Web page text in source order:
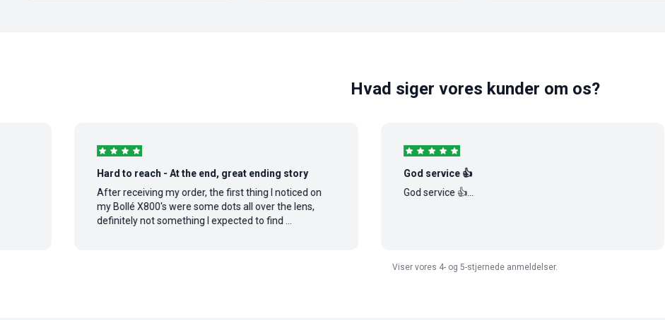
Hvad siger vores kunder om os?
Hard to reach - At the end, great ending story
After receiving my order, the first thing I noticed on
my Bollé X800's were some dots all over the lens,
definitely not something I expected to find ...
God service 👍
God service 👍...
Viser vores 4- og 5-stjernede anmeldelser.